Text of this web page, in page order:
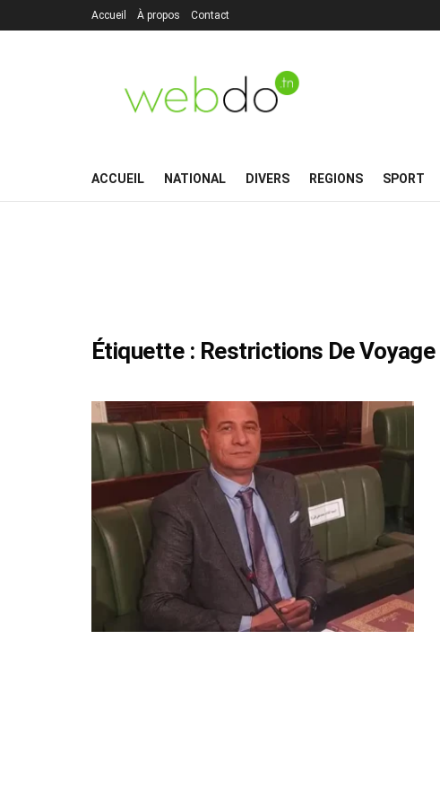
Accueil À propos Contact
ACCUEIL NATIONAL DIVERS REGIONS SPORT
Étiquette : Restrictions De Voyage